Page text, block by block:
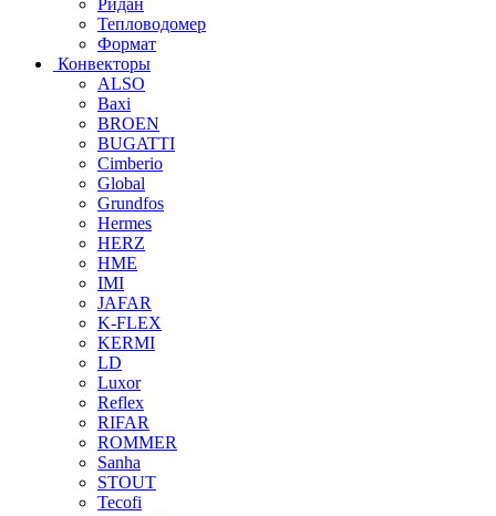
Тепловодомер
Формат
Конвекторы
ALSO
Baxi
BROEN
BUGATTI
Cimberio
Global
Grundfos
Hermes
HERZ
HME
IMI
JAFAR
K-FLEX
KERMI
LD
Luxor
Reflex
RIFAR
ROMMER
Sanha
STOUT
Tecofi